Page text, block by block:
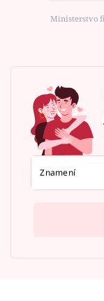
Ministerstvo